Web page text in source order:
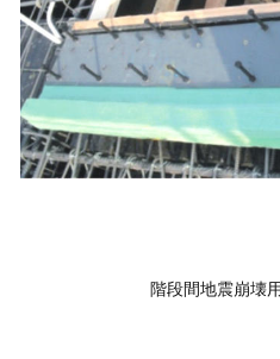
階段間地震崩壊